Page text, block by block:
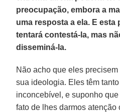
preocupação, embora a
uma resposta a ela. E
tentará contestá-la, mas
disseminá-la.
Não acho que eles
sua ideologia. Eles têm
inconcebível, e suponho
fato de lhes darmos atenção